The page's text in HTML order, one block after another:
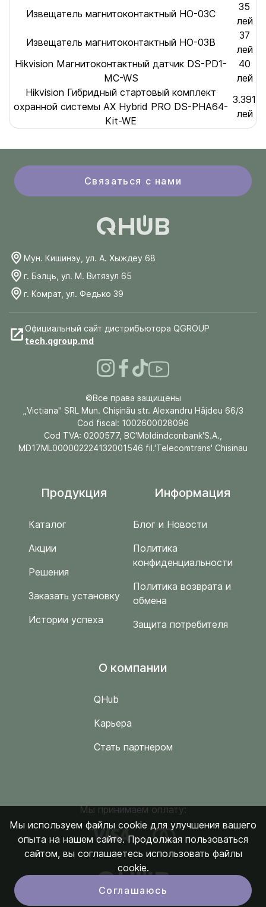
Извещатель магнитоконтактный HO-03C
35
лей
Извещатель магнитоконтактный HO-03B
37
лей
Hikvision Магнитоконтактный датчик DS-PD1-
MC-WS
40
лей
Hikvision Гибридный стартовый комплект
охранной системы AX Hybrid PRO DS-PHA64-
Kit-WE
3.391
лей
Связаться с нами
Мун. Кишинэу, ул. А. Хыждеу 68
г. Бэлць, ул. М. Витязул 65
г. Комрат, ул. Федько 39
Официальный сайт дистрибьютора QGROUP
tech.qgroup.md
©Все права защищены
„Victiana" SRL Mun. Chişinău str. Alexandru Hâjdeu 66/3
Cod fiscal: 1002600028096
Cod TVA: 0200577, BC'Moldindconbank'S.A.,
MD17ML000002224132001546 fil.'Telecomtrans' Chisinau
Продукция
Каталог
Акции
Решения
Заказать установку
Истории успеха
Информация
Блог и Новости
Политика
конфиденциальности
Политика возврата и
обмена
Защита потребителя
O компании
QHub
Карьера
Стать партнером
Мы принимаем оплату:
Мы используем файлы cookie для улучшения вашего
опыта на нашем сайте. Продолжая пользоваться
сайтом, вы соглашаетесь использовать файлы
cookie.
Соглашаюсь